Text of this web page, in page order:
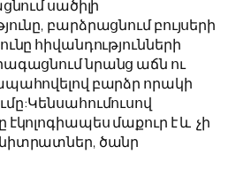
սածիլի
բարձրացնում բույսերի
հիվանդությունների
նրանց աճն ու
բարձր որակի
մաքուր է և չի
ծանր